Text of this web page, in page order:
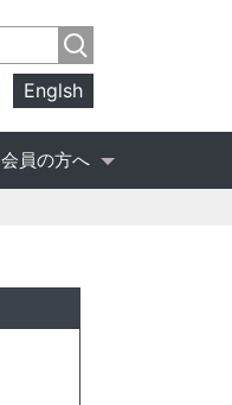
Englsh
会員の方へ